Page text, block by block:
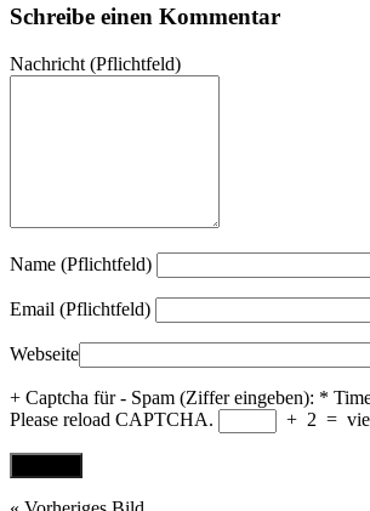
Schreibe einen Kommentar
Nachricht (Pflichtfeld)
Name (Pflichtfeld)
Email (Pflichtfeld)
Webseite
+ Captcha für - Spam (Ziffer eingeben): *
Please reload CAPTCHA.
+ 2 =